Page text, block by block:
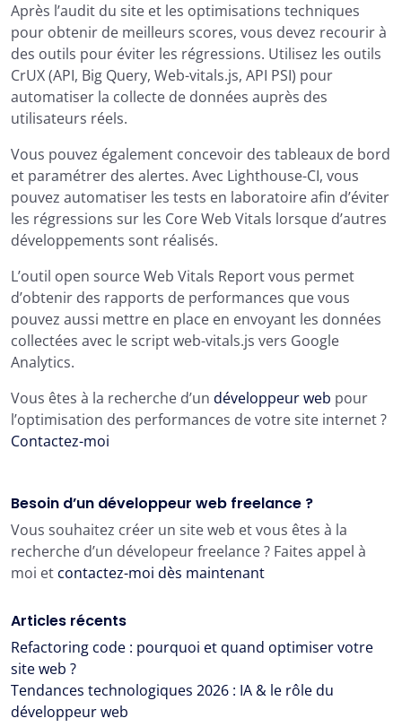
Après l’audit du site et les optimisations techniques
pour obtenir de meilleurs scores, vous devez recourir à
des outils pour éviter les régressions. Utilisez les outils
CrUX (API, Big Query, Web-vitals.js, API PSI) pour
automatiser la collecte de données auprès des
utilisateurs réels.
Vous pouvez également concevoir des tableaux de bord
et paramétrer des alertes. Avec Lighthouse-CI, vous
pouvez automatiser les tests en laboratoire afin d’éviter
les régressions sur les Core Web Vitals lorsque d’autres
développements sont réalisés.
L’outil open source Web Vitals Report vous permet
d’obtenir des rapports de performances que vous
pouvez aussi mettre en place en envoyant les données
collectées avec le script web-vitals.js vers Google
Analytics.
Vous êtes à la recherche d’un développeur web pour
l’optimisation des performances de votre site internet ?
Contactez-moi
Besoin d’un développeur web freelance ?
Vous souhaitez créer un site web et vous êtes à la
recherche d’un dévelopeur freelance ? Faites appel à
moi et contactez-moi dès maintenant
Articles récents
Refactoring code : pourquoi et quand optimiser votre
site web ?
Tendances technologiques 2026 : IA & le rôle du
développeur web